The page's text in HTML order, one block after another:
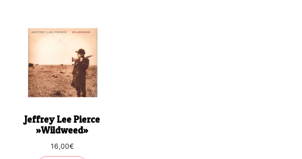
Jeffrey Lee Pierce
‎»Wildweed»
16,00€